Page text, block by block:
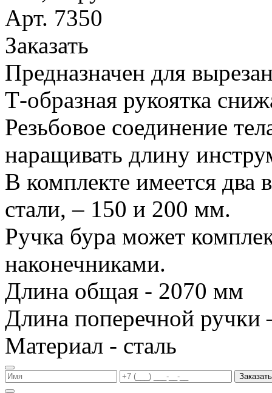
Арт. 7350
Заказать
Предназначен для
Т-образная рукоятка
Резьбовое соединение
наращивать длину
В комплекте имеется два
стали, – 150 и 200 мм.
Ручка бура может
наконечниками.
Длина общая - 2070 мм
Длина поперечной ручки
Материал - сталь
Заказать